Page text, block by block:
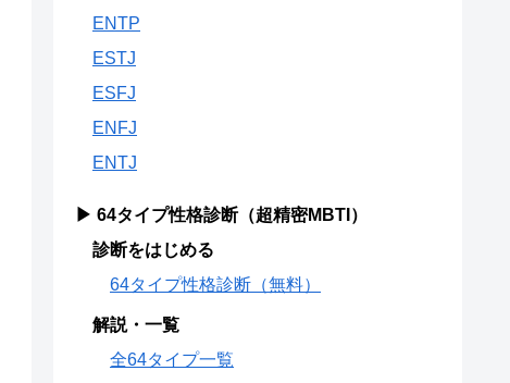
ENTP
ESTJ
ESFJ
ENFJ
ENTJ
▶ 64タイプ性格診断（超精密MBTI）
診断をはじめる
64タイプ性格診断（無料）
解説・一覧
全64タイプ一覧